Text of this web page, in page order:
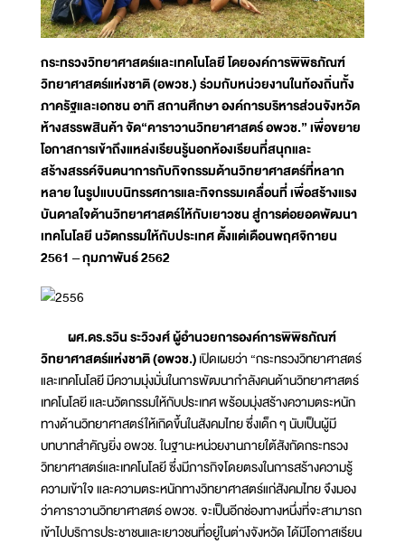
กระทรวงวิทยาศาสตร์และเทคโนโลยี โดยองค์การพิพิธภัณฑ์
วิทยาศาสตร์แห่งชาติ (อพวช.) ร่วมกับหน่วยงานในท้องถิ่นทั้ง
ภาครัฐและเอกชน อาทิ สถานศึกษา องค์การบริหารส่วนจังหวัด
ห้างสรรพสินค้า จัด“คาราวานวิทยาศาสตร์ อพวช.” เพื่อขยาย
โอกาสการเข้าถึงแหล่งเรียนรู้นอกห้องเรียนที่สนุกและ
สร้างสรรค์จินตนาการกับกิจกรรมด้านวิทยาศาสตร์ที่หลาก
หลาย ในรูปแบบนิทรรศการและกิจกรรมเคลื่อนที่ เพื่อสร้างแรง
บันดาลใจด้านวิทยาศาสตร์ให้กับเยาวชน สู่การต่อยอดพัฒนา
เทคโนโลยี นวัตกรรมให้กับประเทศ ตั้งแต่เดือนพฤศจิกายน
2561 – กุมภาพันธ์ 2562
ผศ.ดร.รวิน ระวิวงศ์ ผู้อำนวยการองค์การพิพิธภัณฑ์
วิทยาศาสตร์แห่งชาติ (อพวช.)เปิดเผยว่า “กระทรวงวิทยาศาสตร์
และเทคโนโลยี มีความมุ่งมั่นในการพัฒนากำลังคนด้านวิทยาศาสตร์
เทคโนโลยี และนวัตกรรมให้กับประเทศ พร้อมมุ่งสร้างความตระหนัก
ทางด้านวิทยาศาสตร์ให้เกิดขึ้นในสังคมไทย ซึ่งเด็ก ๆ นับเป็นผู้มี
บทบาทสำคัญยิ่ง อพวช. ในฐานะหน่วยงานภายใต้สังกัดกระทรวง
วิทยาศาสตร์และเทคโนโลยี ซึ่งมีภารกิจโดยตรงในการสร้างความรู้
ความเข้าใจ และความตระหนักทางวิทยาศาสตร์แก่สังคมไทย จึงมอง
ว่าคาราวานวิทยาศาสตร์ อพวช. จะเป็นอีกช่องทางหนึ่งที่จะสามารถ
เข้าไปบริการประชาชนและเยาวชนที่อยู่ในต่างจังหวัด ได้มีโอกาสเรียน